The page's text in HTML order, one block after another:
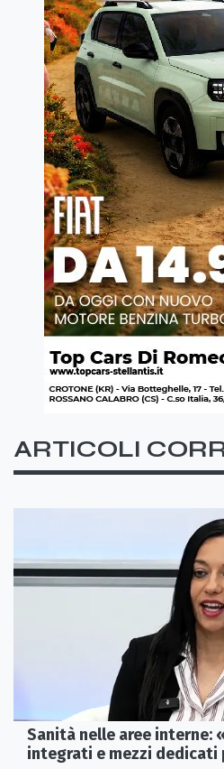
ARTICOLI
Sanità nelle aree interne:
integrati e mezzi dedicati